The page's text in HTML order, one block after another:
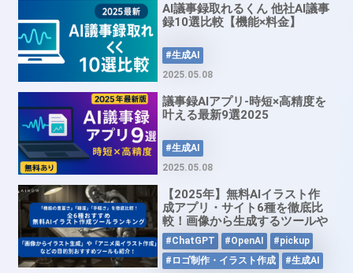
AI議事録取れるくん 他社AI議事
録10選比較【機能×料金】
#生成AI
2025.05.08
議事録AIアプリ-時短×高精度を
叶える最新9選2025
#生成AI
2025.05.08
【2025年】無料AIイラスト作
成アプリ・サイト6種を徹底比
較！画像から生成するツールや
アニメ風ツールもご紹介！
#ChatGPT #OpenAI
#pickup
#ロゴ制作・イラスト作成
#生成AI